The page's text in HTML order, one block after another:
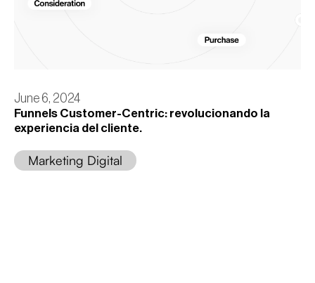
June 6, 2024
Funnels Customer-Centric: revolucionando la
experiencia del cliente.
Marketing Digital